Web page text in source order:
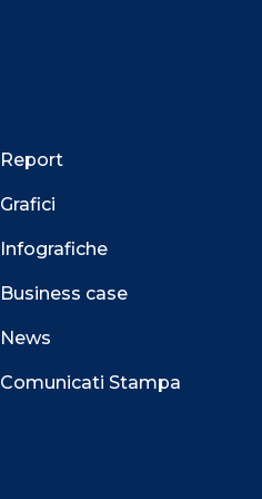
Report
Grafici
Infografiche
Business case
News
Comunicati Stampa